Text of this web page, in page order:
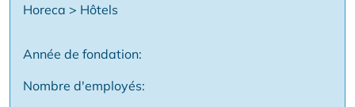
Horeca > Hôtels
Année de fondation:
Nombre d'employés: